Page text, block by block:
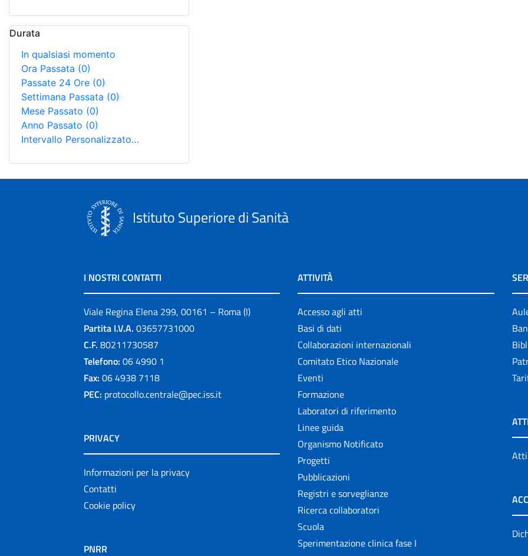
Durata
In qualsiasi momento
Ora Passata (0)
Passate 24 Ore (0)
Settimana Passata (0)
Mese Passato (0)
Anno Passato (0)
Intervallo Personalizzato…
Istituto Superiore di Sanità
I NOSTRI CONTATTI
Viale Regina Elena 299, 00161 – Roma (I)
Partita I.V.A. 03657731000
C.F. 80211730587
Telefono: 06 4990 1
Fax: 06 4938 7118
PEC: protocollo.centrale@pec.iss.it
PRIVACY
Informazioni per la privacy
Contatti
Cookie policy
PNRR
ATTIVITÀ
Accesso agli atti
Basi di dati
Collaborazioni internazionali
Comitato Etico Nazionale
Eventi
Formazione
Laboratori di riferimento
Linee guida
Organismo Notificato
Progetti
Pubblicazioni
Registri e sorveglianze
Ricerca collaboratori
Scuola
Sperimentazione clinica fase I
Atti